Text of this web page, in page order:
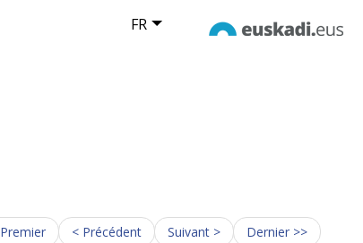
FR
< Précédent Suivant > Dernier >>